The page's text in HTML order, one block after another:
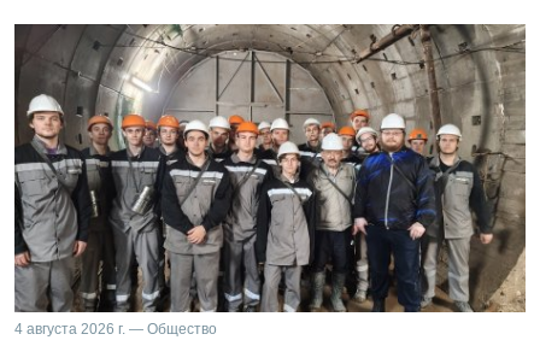
4 августа 2026 г. — Общество